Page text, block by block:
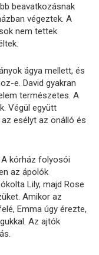
beavatkozásnak
végeztek. A
nem tettek
ágya mellett, és
e. David gyakran
természetes. A
Végül együtt
esélyt az önálló és
kórház folyosói
az ápolók
Lily, majd Rose
Amikor az
Emma úgy érezte,
Az ajtók